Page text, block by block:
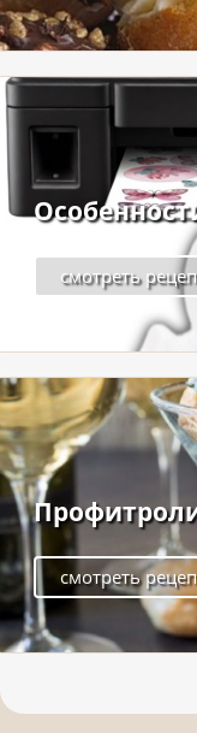
смотреть
смотреть